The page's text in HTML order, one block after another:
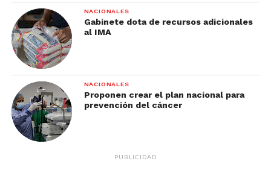
NACIONALES
Gabinete dota de recursos adicionales
al IMA
NACIONALES
Proponen crear el plan nacional para
prevención del cáncer
PUBLICIDAD